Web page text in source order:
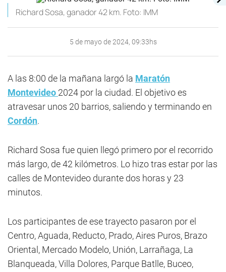
Richard Sosa, ganador 42 km. Foto: IMM
5 de mayo de 2024, 09:33hs
A las 8:00 de la mañana largó la Maratón
Montevideo 2024 por la ciudad. El objetivo es
atravesar unos 20 barrios, saliendo y terminando en
Cordón.
Richard Sosa fue quien llegó primero por el recorrido
más largo, de 42 kilómetros. Lo hizo tras estar por las
calles de Montevideo durante dos horas y 23
minutos.
Los participantes de ese trayecto pasaron por el
Centro, Aguada, Reducto, Prado, Aires Puros, Brazo
Oriental, Mercado Modelo, Unión, Larrañaga, La
Blanqueada, Villa Dolores, Parque Batlle, Buceo,